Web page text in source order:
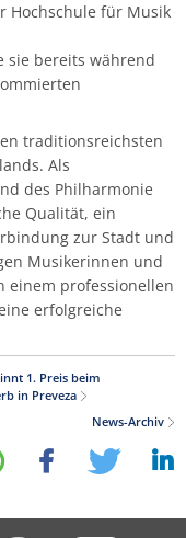
Hochschule für Musik
sie bereits während
traditionsreichsten
Als
des Philharmonie
Qualität, ein
zur Stadt und
Musikerinnen und
einem professionellen
erfolgreiche
1. Preis beim
in Preveza
News-Archiv